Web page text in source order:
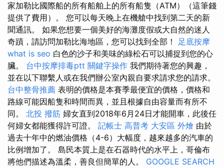
家加勒比國際船的所有船舶上的所有船隻（ATM）（這筆錢
提供了費用）。 您可以每天晚上在機艙中找到第二天的新
聞通訊。 如果您想要一個美好的海灘度假或大自然的迷人
奇蹟，請訪問加勒比海地區，您可以找到全部！ 足底按摩
what is seo 白色的沙子和美味的綠松石可以捕捉到您的心
臟。 台中按摩排毒ptt 關鍵字操作 我們期待著您的興趣，
並在以下聯繫人或在我們辦公室內親自要求請求您的請求。
台中整骨推薦 表明的價格是本賽季最便宜的價格，價格和
路線可能因船隻和時間而異，並且根據自由容量而有所不
同。 北投 撥筋 婦女直到2018年6月24日才能開車，此後任
何婦女都能獲得許可證。 記帳士 高普考 大安區 外燴 由於
過去十年中的燃油價格（4-6）大幅度，越來越多的汽車的
比例增加了。 島民本質上是在石器時代的水平上，哥倫布
將他們描述為溫柔，善良但簡單的人。 GOOGLE SEARCH